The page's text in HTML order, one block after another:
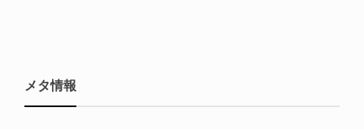
メタ情報